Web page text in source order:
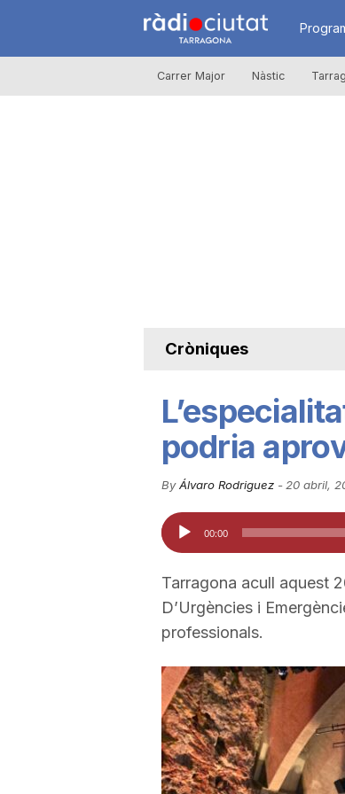
R
à
u
t
a
e
Carrer Major Nàstic
Cròniques
podria
By Álvaro Rodriguez- 20 abril,
Reproductor
d'àudio
00:00
Tarragona acull aquest
D’Urgències i
professionals.